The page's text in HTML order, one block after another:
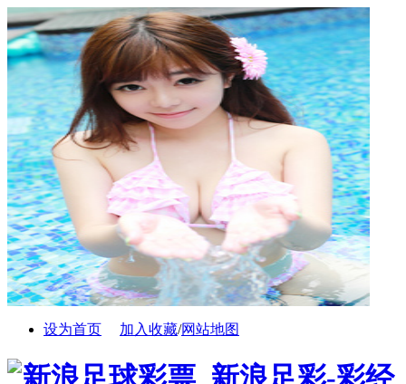
设为首页 加入收藏/网站地图